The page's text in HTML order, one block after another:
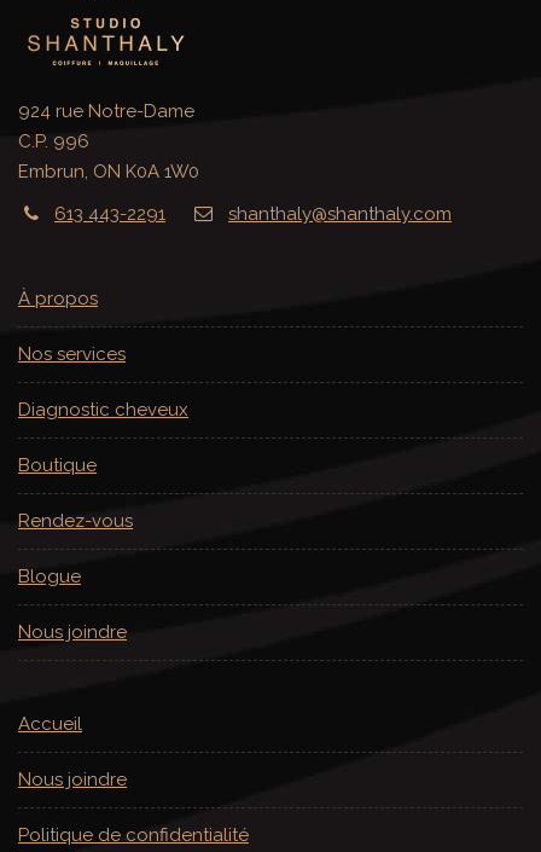
924 rue Notre-Dame
C.P. 996
Embrun, ON K0A 1W0
613 443-2291
shanthaly@shanthaly.com
À propos
Nos services
Diagnostic cheveux
Boutique
Rendez-vous
Blogue
Nous joindre
Accueil
Nous joindre
Politique de confidentialité